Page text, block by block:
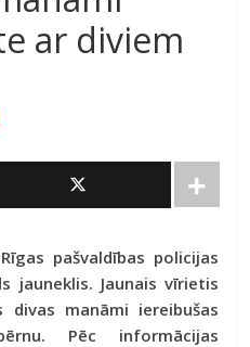
ar diviem
pašvaldības policijas
jauneklis. Jaunais vīrietis
manāmi iereibušas
Pēc informācijas